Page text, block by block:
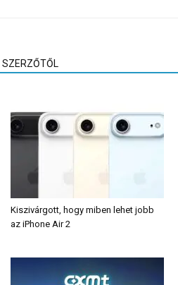
Kiszivárgott, hogy miben lehet jobb
az iPhone Air 2